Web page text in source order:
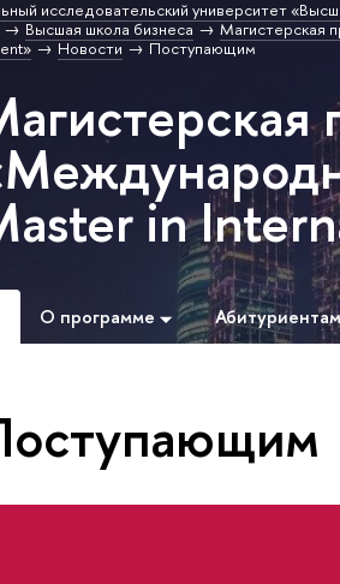
исследовательский университет
Высшая школа бизнеса
Магистерская
Новости Поступающим
in
О программе Абитуриентам